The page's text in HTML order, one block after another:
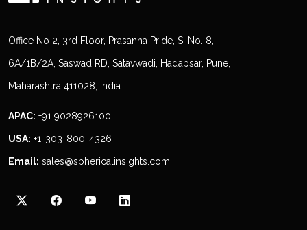
Office No 2, 3rd Floor, Prasanna Pride, S. No. 8,
6A/1B/2A, Saswad RD, Satavwadi, Hadapsar, Pune,
Maharashtra 411028, India
APAC: +91 9028926100
USA: +1-303-800-4326
Email: sales@sphericalinsights.com